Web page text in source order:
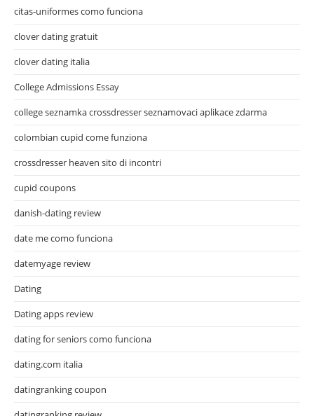
citas-uniformes como funciona
clover dating gratuit
clover dating italia
College Admissions Essay
college seznamka crossdresser seznamovaci aplikace zdarma
colombian cupid come funziona
crossdresser heaven sito di incontri
cupid coupons
danish-dating review
date me como funciona
datemyage review
Dating
Dating apps review
dating for seniors como funciona
dating.com italia
datingranking coupon